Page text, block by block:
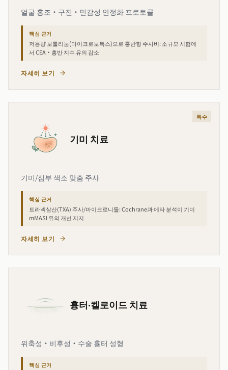
얼굴 홍조·구진·민감성 안정화 프로토콜
핵심 근거
저용량 보툴리눔(마이크로보톡스)으로 홍반형 주사비: 소규모 시험에
서 CEA·홍반 지수 유의 감소
자세히 보기
특수
기미 치료
기미/심부 색소 맞춤 주사
핵심 근거
트라넥삼산(TXA) 주사/마이크로니들: Cochrane과 메타 분석이 기미
mMASI 유의 개선 지지
자세히 보기
흉터·켈로이드 치료
위축성·비후성·수술 흉터 성형
핵심 근거